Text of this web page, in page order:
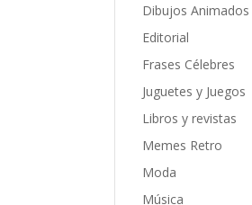
Dibujos Animados
Editorial
Frases Célebres
Juguetes y Juegos
Libros y revistas
Memes Retro
Moda
Música